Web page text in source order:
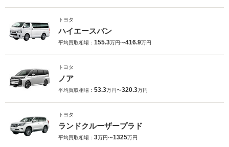
トヨタ
ハイエースバン
平均買取相場： 155.3万円〜416.9万円
トヨタ
ノア
平均買取相場： 53.3万円〜320.3万円
トヨタ
ランドクルーザープラド
平均買取相場： 3万円〜1325万円